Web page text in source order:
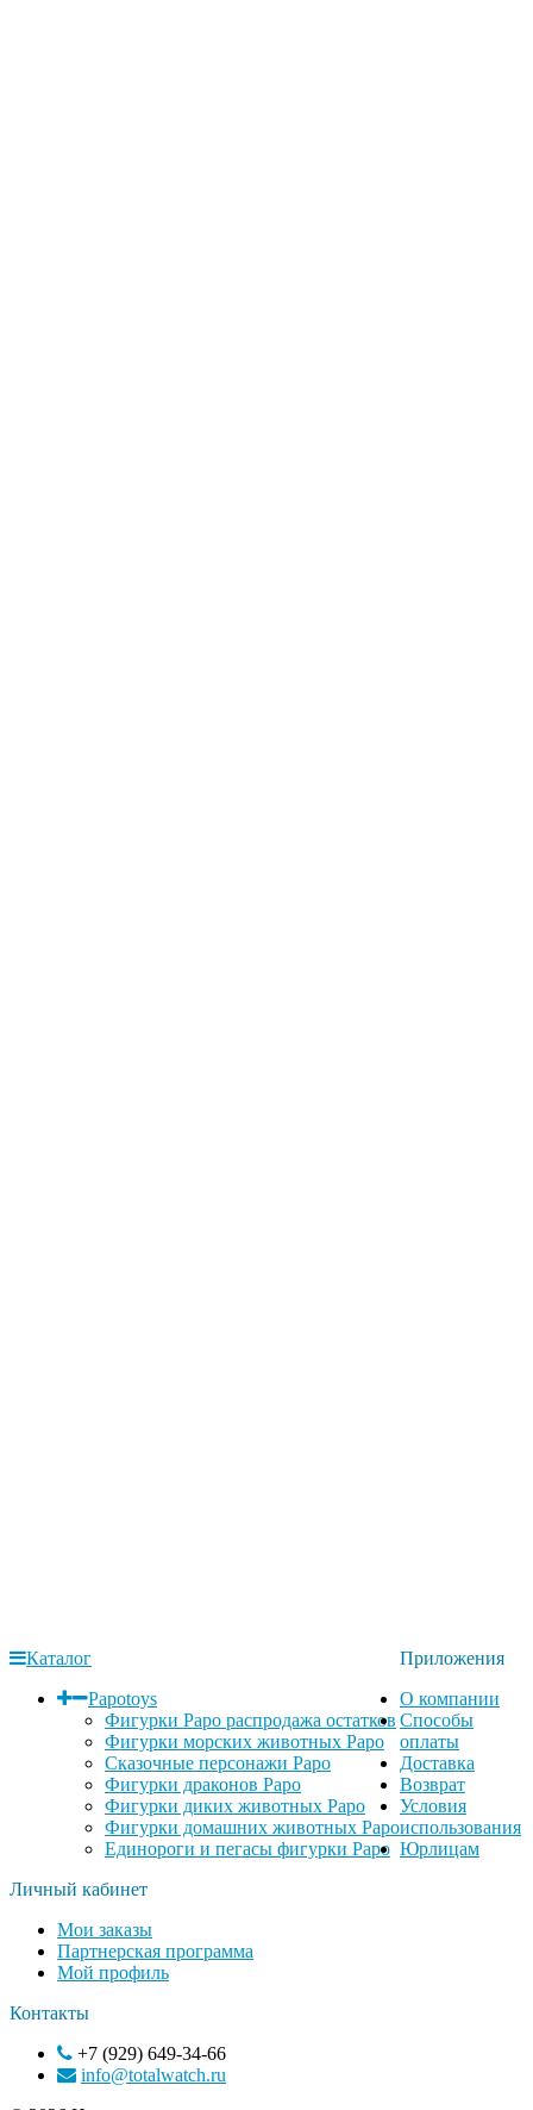
Каталог
Papotoys
Фигурки Papo распродажа остатков
Фигурки морских животных Papo
Сказочные персонажи Papo
Фигурки драконов Papo
Фигурки диких животных Papo
Фигурки домашних животных Papo
Единороги и пегасы фигурки Papo
Приложения
О компании
Способы
оплаты
Доставка
Возврат
Условия
использования
Юрлицам
Личный кабинет
Мои заказы
Партнерская программа
Мой профиль
Контакты
+7 (929) 649-34-66
info@totalwatch.ru